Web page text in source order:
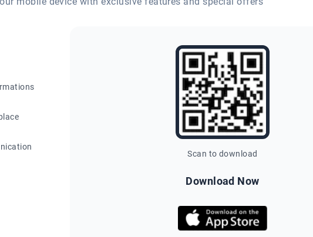
Scan to download
Download Now